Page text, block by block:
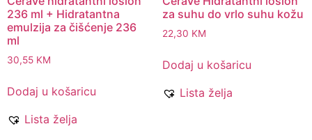
236 ml + Hidratantna
emulzija za čišćenje 236
ml
30,55 KM
Dodaj u košaricu
Lista želja
za suhu do vrlo suhu kožu
22,30 KM
Dodaj u košaricu
Lista želja